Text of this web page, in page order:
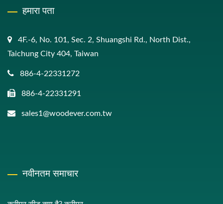
हमारा पता
4F.-6, No. 101, Sec. 2, Shuangshi Rd., North Dist.,
Taichung City 404, Taiwan
886-4-22331272
886-4-22331291
sales1@woodever.com.tw
नवीनतम समाचार